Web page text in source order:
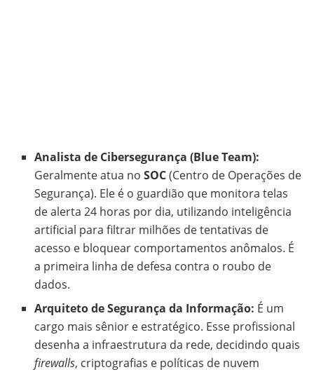
Analista de Cibersegurança (Blue Team):
Geralmente atua noSOC(Centro de Operações de
Segurança). Ele é o guardião que monitora telas
de alerta 24 horas por dia, utilizando inteligência
artificial para filtrar milhões de tentativas de
acesso e bloquear comportamentos anômalos. É
a primeira linha de defesa contra o roubo de
dados.
Arquiteto de Segurança da Informação: É um
cargo mais sênior e estratégico. Esse profissional
desenha a infraestrutura da rede, decidindo quais
firewalls, criptografias e políticas de nuvem